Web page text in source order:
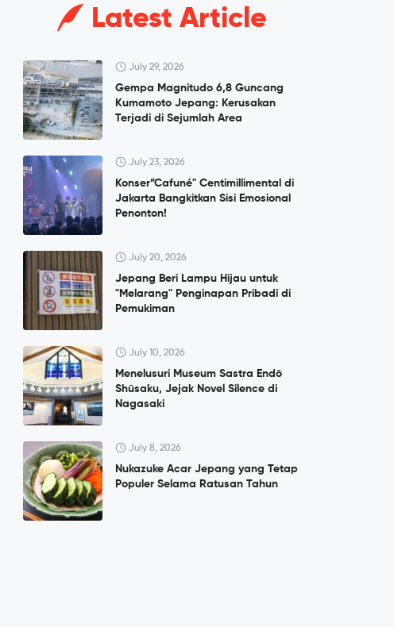
Latest Article
July 29, 2026
Gempa Magnitudo 6,8 Guncang
Kumamoto Jepang: Kerusakan
Terjadi di Sejumlah Area
July 23, 2026
Konser”Cafuné" Centimillimental di
Jakarta Bangkitkan Sisi Emosional
Penonton!
July 20, 2026
Jepang Beri Lampu Hijau untuk
"Melarang" Penginapan Pribadi di
Pemukiman
July 10, 2026
Menelusuri Museum Sastra Endō
Shūsaku, Jejak Novel Silence di
Nagasaki
July 8, 2026
Nukazuke Acar Jepang yang Tetap
Populer Selama Ratusan Tahun